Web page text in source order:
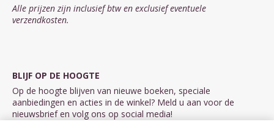
Alle prijzen zijn inclusief btw en exclusief eventuele
verzendkosten.
BLIJF OP DE HOOGTE
Op de hoogte blijven van nieuwe boeken, speciale
aanbiedingen en acties in de winkel? Meld u aan voor de
nieuwsbrief en volg ons op social media!